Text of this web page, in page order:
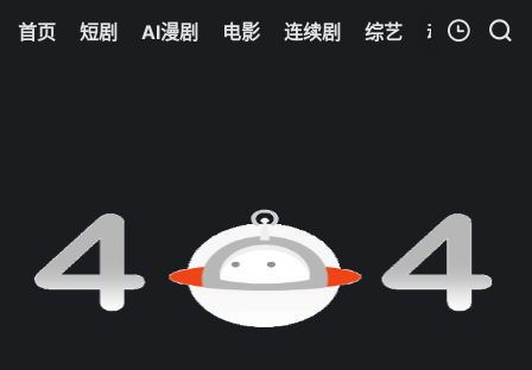
首页 短剧 AI漫剧 电影 连续剧 综艺 动漫
暂无观看影片的记录